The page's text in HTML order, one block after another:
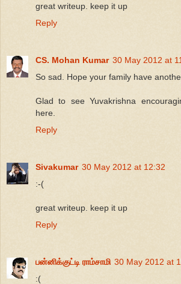
great writeup. keep it up
Reply
CS. Mohan Kumar 30 May 2012 at
So sad. Hope your family have
Glad to see Yuvakrishna
here.
Reply
Sivakumar 30 May 2012 at 12:32
:-(
great writeup. keep it up
Reply
பன்னிக்குட்டி ராம்சாமி 30 May 2012 at
:(